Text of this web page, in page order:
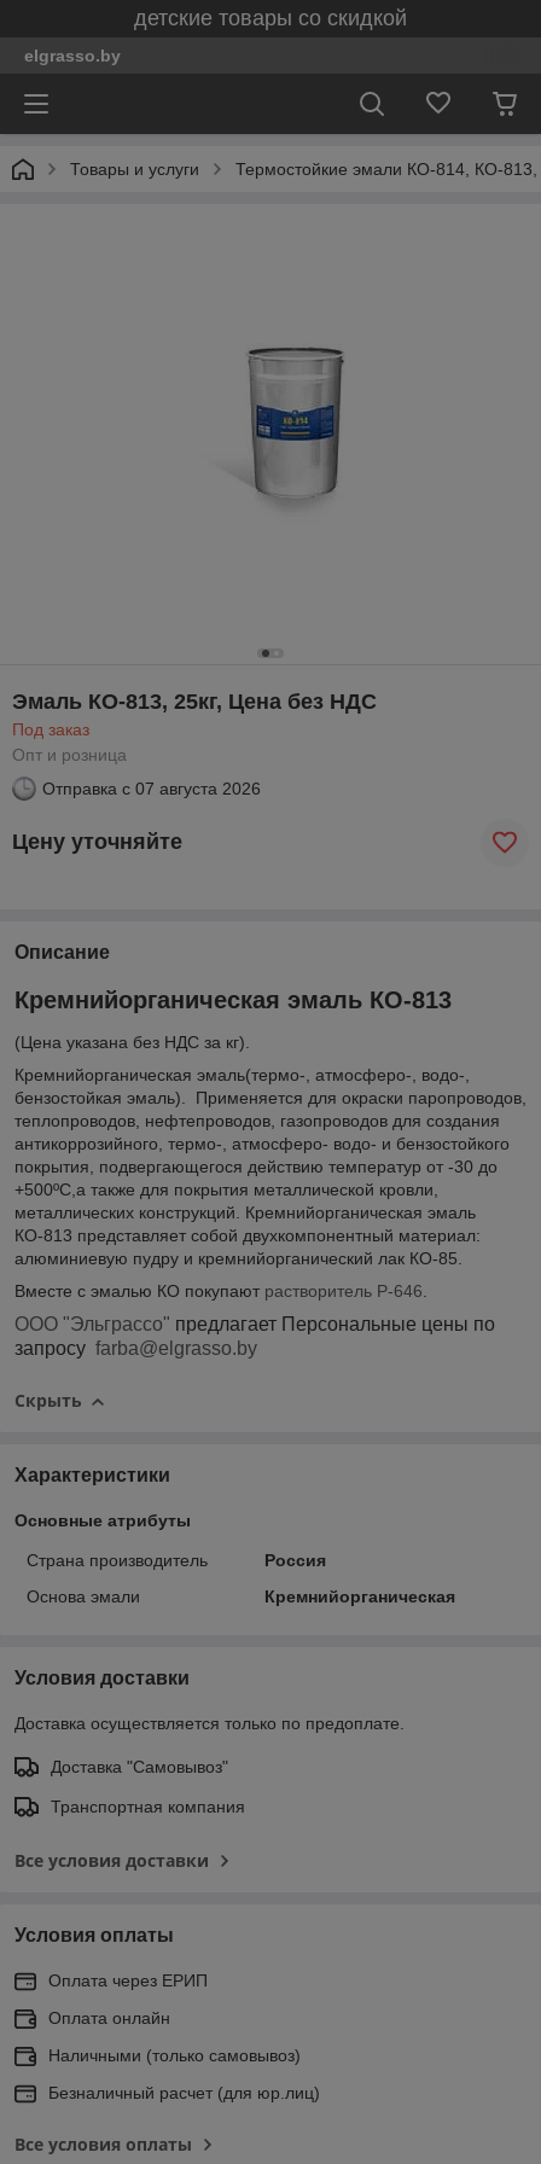
детские товары со скидкой
elgrasso.by
Товары и услуги Термостойкие эмали КО-814, КО-
Эмаль КО-813, 25кг, Цена без НДС
Под заказ
Опт и розница
Отправка с 07 августа 2026
Цену уточняйте
Описание
Кремнийорганическая эмаль КО-813
(Цена указана без НДС за кг).
Кремнийорганическая эмаль(термо-, атмосферо-, водо-,
бензостойкая эмаль). Применяется для окраски паропроводов,
теплопроводов, нефтепроводов, газопроводов для создания
антикоррозийного, термо-, атмосферо- водо- и бензостойкого
покрытия, подвергающегося действию температур от -30 до
+500ºС,а также для покрытия металлической кровли,
металлических конструкций. Кремнийорганическая эмаль
КО-813 представляет собой двухкомпонентный материал:
алюминиевую пудру и кремнийорганический лак КО-85.
Вместе с эмалью КО покупают растворитель Р-646.
ООО "Эльграссо" предлагает Персональные цены по
запросу farba@elgrasso.by
Скрыть
Характеристики
Основные атрибуты
Страна производитель
Россия
Основа эмали
Кремнийорганическая
Условия доставки
Доставка осуществляется только по предоплате.
Доставка "Самовывоз"
Транспортная компания
Все условия доставки
Условия оплаты
Оплата через ЕРИП
Оплата онлайн
Наличными (только самовывоз)
Безналичный расчет (для юр.лиц)
Все условия оплаты